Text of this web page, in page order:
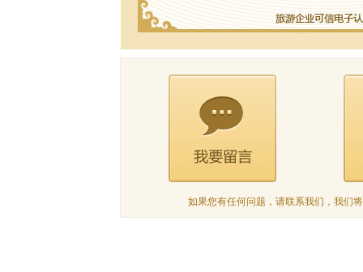
如果您有任何问题，请联系我们，我们